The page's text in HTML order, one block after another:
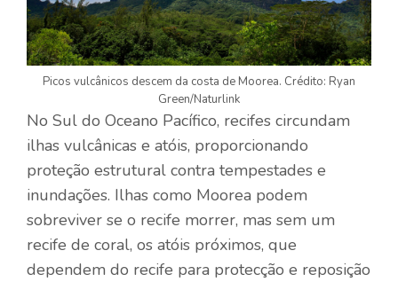
Picos vulcânicos descem da costa de Moorea. Crédito: Ryan
Green/Naturlink
No Sul do Oceano Pacífico, recifes circundam
ilhas vulcânicas e atóis, proporcionando
proteção estrutural contra tempestades e
inundações. Ilhas como Moorea podem
sobreviver se o recife morrer, mas sem um
recife de coral, os atóis próximos, que
dependem do recife para protecção e reposição